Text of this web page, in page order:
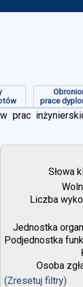
prace
Słowa
Liczba
Jednostka
Podjednostka
Osoba
(Zresetuj filtry)